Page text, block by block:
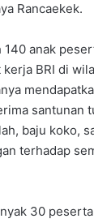
Rancaekek.
anak
BRI di
santunan
baju koko,
terhadap
30